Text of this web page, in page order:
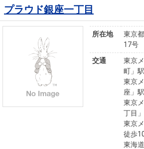
プラウド銀座一丁目
所在地
東京
17号
交通
東京
町」
東京
座」
東京
丁目
東京
徒歩
東海